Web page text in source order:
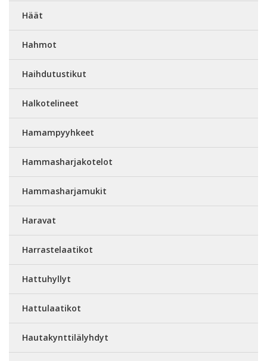
Häät
Hahmot
Haihdutustikut
Halkotelineet
Hamampyyhkeet
Hammasharjakotelot
Hammasharjamukit
Haravat
Harrastelaatikot
Hattuhyllyt
Hattulaatikot
Hautakynttilälyhdyt